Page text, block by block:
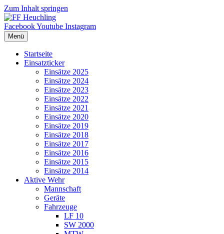
Zum Inhalt springen
FacebookYoutube Instagram
Menü
Startseite
Einsatzticker
Einsätze 2025
Einsätze 2024
Einsätze 2023
Einsätze 2022
Einsätze 2021
Einsätze 2020
Einsätze 2019
Einsätze 2018
Einsätze 2017
Einsätze 2016
Einsätze 2015
Einsätze 2014
Aktive Wehr
Mannschaft
Geräte
Fahrzeuge
LF 10
SW 2000